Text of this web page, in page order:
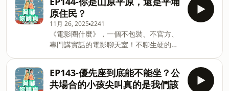
的話🤣） 還請大家多多支持！！ 加入會
員，支持節目：
https://adjurusure.firstory.io/join 留言
告訴我你對這一集的想法： Powered by
Firstory Hosting
來！「先來一杯 我們再聊」節目聆聽照顧
者、陪你預備長照未來！點擊連結，讓我
們有機會不在照顧困境掙扎。 —— 以上
為 Firstory Podcast 廣告 —— 本集節目
由【勞動部勞動力發展署】廣告贊助播出
支援青年就業計畫來了！ 最高4萬8千元獎
勵金等你領！ 15至 29歲第一次找工作的
青年注意！ 勞動部「支援青年就業計畫」
原住民？
11月 26, 2025 2241
《電影圈什麼》，一個不包裝、不官方、
專門講實話的電影聊天室！不聊生硬的鏡
幕上的荒謬吐槽、電影圈的奇人異事，到
那些熱門影劇的選片指南，帶你看看電影
圈到底在玩什麼！
EP143-優先座到底能不能坐？公
共場合的小孩尖叫真的是我們該